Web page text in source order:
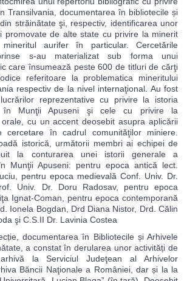
Transilvania, documentarea în bibliotecile și
străinătate şi, respectiv, identificarea unor
promovate de alte state cu privire la minerit
aurifer în particular. Cercetările
s-au materializat sub forma unui
care însumează peste 600 de titluri de cărţi
referitoare la problematica mineritului
respectiv de la nivel internaţional. Au fost
reprezentative cu privire la istoria
în Munţii Apuseni şi cele cu privire la
cu un accent deosebit asupra aplicării
cercetare în cadrul comunităţilor miniere.
istorică, următorii membri ai echipei de
la conturarea unei istorii generale a
Munţii Apuseni: pentru epoca antică lect.
pentru epoca medievală Conf. Univ. Dr.
Univ. Dr. Doru Radosav, pentru epoca
Ignat-Coman, pentru epoca contemporană
Ionela Bogdan, Drd Diana Nistor, Drd. Călin
şi C.S.II Dr. Lavinia Costea
documentarea în Bibliotecile și Arhivele
a constat în derularea unor activități de
la Serviciul Judeţean al Arhivelor
Băncii Naţionale a României, dar și la la